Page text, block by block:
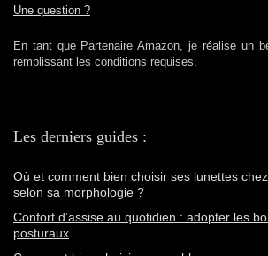
Une question ?
En tant que Partenaire Amazon, je réalise un
remplissant les conditions requises.
Les derniers guides :
Où et comment bien choisir ses lunettes
selon sa morphologie ?
Confort d’assise au quotidien : adopter les
posturaux